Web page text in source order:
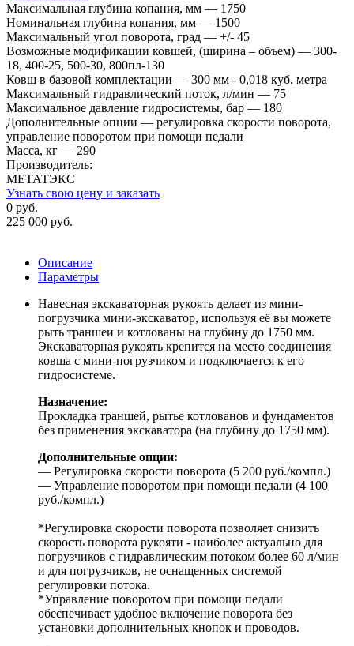
Максимальная глубина копания, мм — 1750
Номинальная глубина копания, мм — 1500
Максимальный угол поворота, град — +/- 45
Возможные модификации ковшей, (ширина – объем) — 300-
18, 400-25, 500-30, 800пл-130
Ковш в базовой комплектации — 300 мм - 0,018 куб. метра
Максимальный гидравлический поток, л/мин — 75
Максимальное давление гидросистемы, бар — 180
Дополнительные опции — регулировка скорости поворота,
управление поворотом при помощи педали
Масса, кг — 290
Производитель:
МЕТАТЭКС
Узнать свою цену и заказать
0 руб.
225 000 руб.
Описание
Параметры
Навесная экскаваторная рукоять делает из мини-
погрузчика мини-экскаватор, используя её вы можете
рыть траншеи и котлованы на глубину до 1750 мм.
Экскаваторная рукоять крепится на место соединения
ковша с мини-погрузчиком и подключается к его
гидросистеме.
Назначение:
Прокладка траншей, рытье котлованов и фундаментов
без применения экскаватора (на глубину до 1750 мм).
Дополнительные опции:
— Регулировка скорости поворота (5 200 руб./компл.)
— Управление поворотом при помощи педали (4 100
руб./компл.)
*Регулировка скорости поворота позволяет снизить
скорость поворота рукояти - наиболее актуально для
погрузчиков с гидравлическим потоком более 60 л/мин
и для погрузчиков, не оснащенных системой
регулировки потока.
*Управление поворотом при помощи педали
обеспечивает удобное включение поворота без
установки дополнительных кнопок и проводов.